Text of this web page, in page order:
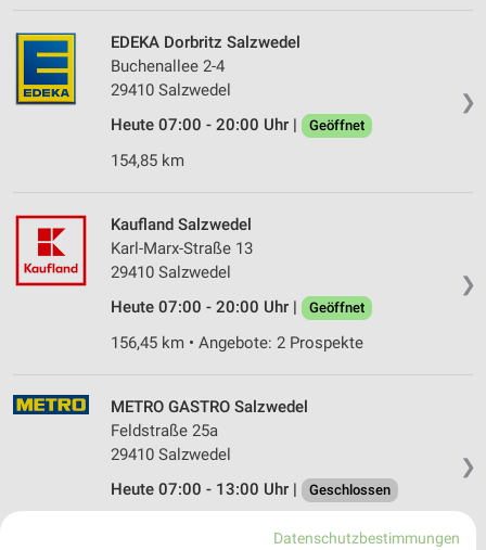
❯
EDEKA Dorbritz Salzwedel
Buchenallee 2-4
29410 Salzwedel
Heute 07:00 - 20:00 Uhr |
Geöffnet
154,85 km
❯
Kaufland Salzwedel
Karl-Marx-Straße 13
29410 Salzwedel
Heute 07:00 - 20:00 Uhr |
Geöffnet
156,45 km • Angebote: 2 Prospekte
❯
METRO GASTRO Salzwedel
Feldstraße 25a
29410 Salzwedel
Heute 07:00 - 13:00 Uhr |
Geschlossen
Datenschutzbestimmungen